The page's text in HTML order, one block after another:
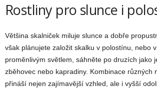
Rostliny pro slunce i
Většina skalniček miluje slunce a dobře
však plánujete založit skalku v polostínu, nebo
proměnlivým světlem, sáhněte po druzích jako
zběhovec nebo kapradiny. Kombinace různých
přináší nejen zajímavější vzhled, ale i vyšší